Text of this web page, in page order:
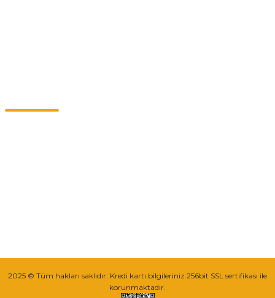
2025 © Tüm hakları saklıdır. Kredi kartı bilgileriniz 256bit SSL sertifikası ile
korunmaktadır.